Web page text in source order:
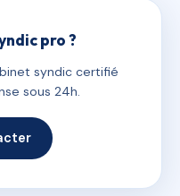
pro ?
syndic certifié
sous 24h.